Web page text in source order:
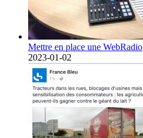
Mettre en place une WebRadio
2023-01-02